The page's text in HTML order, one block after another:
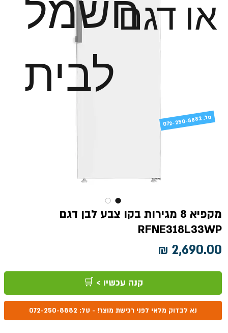
או דגם
לבית
מקפיא 8 מגירות בקו צבע לבן דגם
RFNE318L33WP
קנה עכשיו > 🛒
נא לבדוק מלאי לפני רכישת מוצר! - טל: 072-250-8882
072-250-8882 .טל